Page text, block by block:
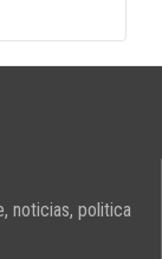
noticias, politica